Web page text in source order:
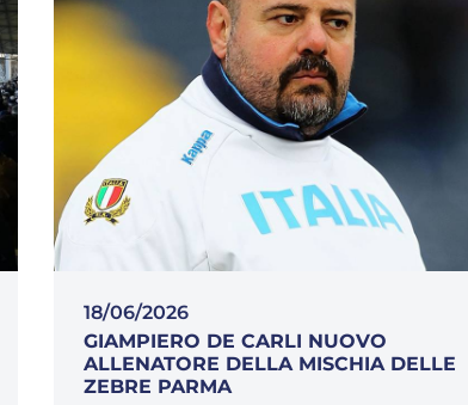
18/06/2026
GIAMPIERO DE CARLI NUOVO
ALLENATORE DELLA MISCHIA DELLE
ZEBRE PARMA